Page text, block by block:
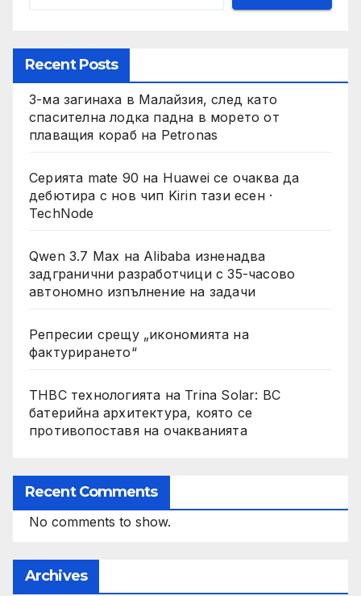
Recent Posts
3-ма загинаха в Малайзия, след като
спасителна лодка падна в морето от
плаващия кораб на Petronas
Серията mate 90 на Huawei се очаква да
дебютира с нов чип Kirin тази есен ·
TechNode
Qwen 3.7 Max на Alibaba изненадва
задгранични разработчици с 35-часово
автономно изпълнение на задачи
Репресии срещу „икономията на
фактурирането“
THBC технологията на Trina Solar: BC
батерийна архитектура, която се
противопоставя на очакванията
Recent Comments
No comments to show.
Archives